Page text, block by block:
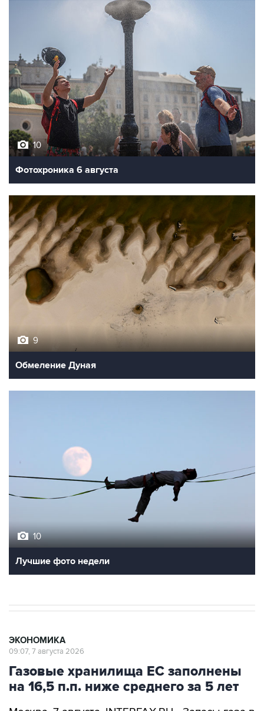
10
Фотохроника 6 августа
9
Обмеление Дуная
10
Лучшие фото недели
ЭКОНОМИКА
09:07, 7 августа 2026
Газовые хранилища ЕС заполнены
на 16,5 п.п. ниже среднего за 5 лет